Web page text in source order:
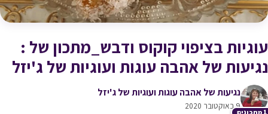
עוגיות בציפוי קוקוס ודבש_מתכון של :
נגיעות של אהבה עוגות ועוגיות של ג'יזל
נגיעות של אהבה עוגות ועוגיות של ג'יזל
9 באוקטובר 2020